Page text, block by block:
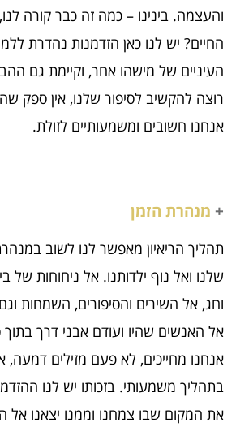
והעצמה. בינינו – כמה זה כבר קורה
החיים? יש לנו כאן הזדמנות נהדרת
העיניים של מישהו אחר, וקיימת גם
רוצה להקשיב לסיפור שלנו, אין ספק
אנחנו חשובים ומשמעותיים לזולת.
+ מנהרת הזמן
תהליך הריאיון מאפשר לנו לשוב
שלנו ואל נוף ילדותנו. אל ניחוחות של
וחג, אל השירים והסיפורים, השמחות
אל האנשים שהיו ועודם אבני דרך בתוך
אנחנו מחייכים, לא פעם מזילים דמעה,
בתהליך משמעותי. בזכותו יש לנו
את המקום שבו צמחנו וממנו יצאנו אל